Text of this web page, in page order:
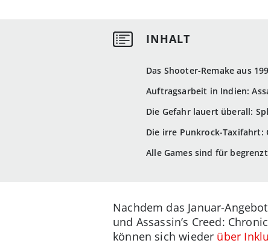
Das Shooter-Remake aus
Auftragsarbeit in Indien:
Die Gefahr lauert überall:
Die irre Punkrock-Taxifahrt:
Alle Games sind für
Nachdem das Januar-
und Assassin’s Creed:
können sich wieder über